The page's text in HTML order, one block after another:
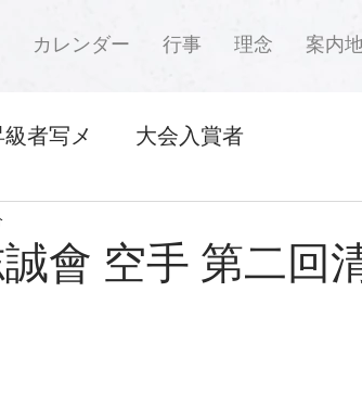
カレンダー 行事 理念 案内
者写メ 大会入賞者
會 空手 第二回